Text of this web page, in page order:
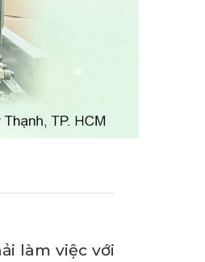
làm việc với